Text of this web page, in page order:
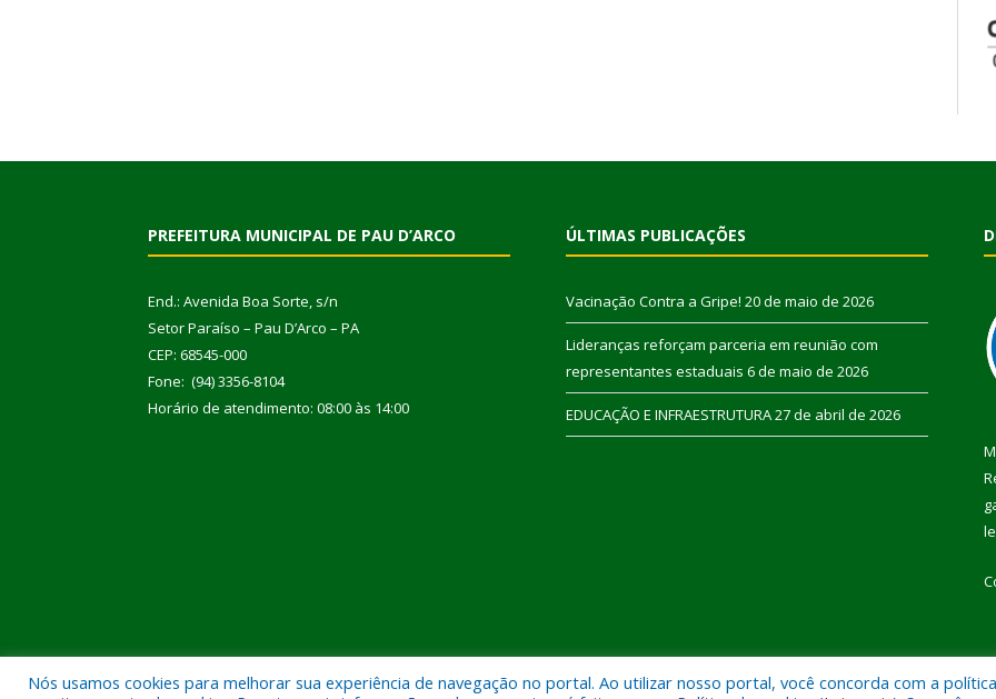
PREFEITURA MUNICIPAL DE PAU D’ARCO
End.: Avenida Boa Sorte, s/n
Setor Paraíso – Pau D’Arco – PA
CEP: 68545-000
Fone: (94) 3356-8104
Horário de atendimento: 08:00 às 14:00
ÚLTIMAS PUBLICAÇÕES
Vacinação Contra a Gripe! 20 de maio de 2026
Lideranças reforçam parceria em reunião com
representantes estaduais 6 de maio de 2026
EDUCAÇÃO E INFRAESTRUTURA27 de abril de 2026
Nós usamos cookies para melhorar sua experiência de navegação no portal. Ao utilizar nosso portal, você concorda com a